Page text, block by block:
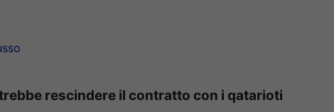
rescindere il contratto con i qatarioti